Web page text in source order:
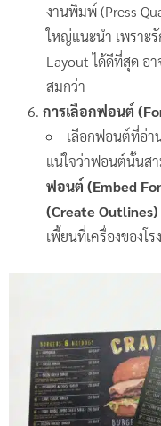
งานพิมพ์ (Press
ใหญ่แนะนำ เพราะ
Layout ได้ดีที่สุด อ
สมกว่า
การเลือกฟอนต์
เลือกฟอนต์ที่อ่า
แน่ใจว่าฟอนต์นั้นสา
ฟอนต์ (Embed
(Create Outlines)
เพี้ยนที่เครื่องของโ